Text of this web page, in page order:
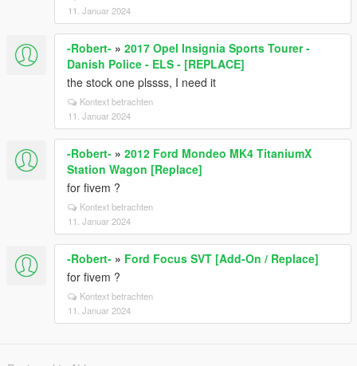
11. Januar 2024
-Robert- » 2017 Opel Insignia Sports Tourer -
Danish Police - ELS - [REPLACE]
the stock one plssss, I need it
Kontext betrachten
11. Januar 2024
-Robert- » 2012 Ford Mondeo MK4 TitaniumX
Station Wagon [Replace]
for fivem ?
Kontext betrachten
11. Januar 2024
-Robert- » Ford Focus SVT [Add-On / Replace]
for fivem ?
Kontext betrachten
11. Januar 2024